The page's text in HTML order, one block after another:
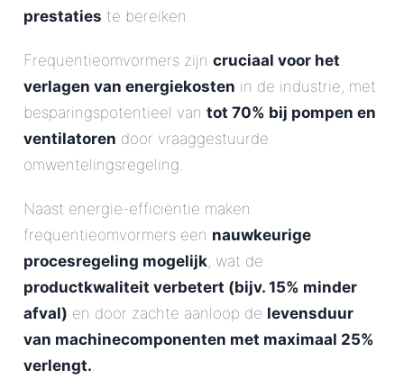
prestaties te bereiken.
Frequentieomvormers zijn cruciaal voor het
verlagen van energiekosten in de industrie, met
besparingspotentieel van tot 70% bij pompen en
ventilatoren door vraaggestuurde
omwentelingsregeling.
Naast energie-efficiëntie maken
frequentieomvormers een nauwkeurige
procesregeling mogelijk, wat de
productkwaliteit verbetert (bijv. 15% minder
afval) en door zachte aanloop de levensduur
van machinecomponenten met maximaal 25%
verlengt..